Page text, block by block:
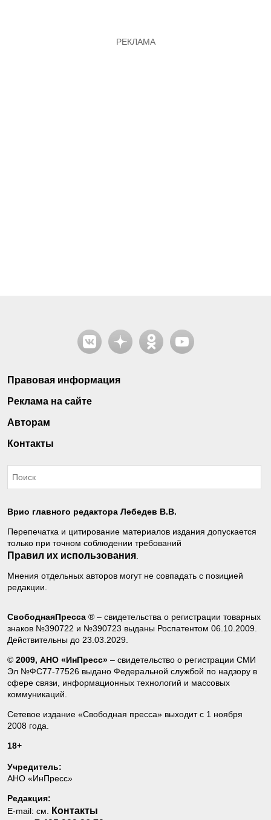
Правовая информация
Реклама на сайте
Авторам
Контакты
Врио главного редактора Лебедев В.В.
Перепечатка и цитирование материалов издания допускается
только при точном соблюдении требований
Правил их использования
Мнения отдельных авторов могут не совпадать с позицией
редакции.
СвободнаяПресса ® – свидетельства о регистрации товарных
знаков №390722 и №390723 выданы Роспатентом 06.10.2009.
Действительны до 23.03.2029.
© 2009, АНО «ИнПресс» – свидетельство о регистрации СМИ
Эл №ФС77-77526 выдано Федеральной службой по надзору в
сфере связи, информационных технологий и массовых
коммуникаций.
Сетевое издание «Свободная пресса» выходит с 1 ноября
2008 года.
18+
Учредитель:
АНО «ИнПресс»
Редакция:
E-mail: см.
Контакты